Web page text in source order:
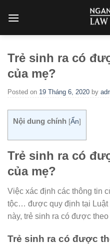
Trẻ sinh ra có
của mẹ?
Posted on 19 Tháng 6, 2020 by
Nội dung chính [Ẩn]
Trẻ sinh ra có
của mẹ?
Việc xác định các thông tin
tộc… được quy định tại Luật
này, trẻ sinh ra có được
Trẻ sinh ra có được